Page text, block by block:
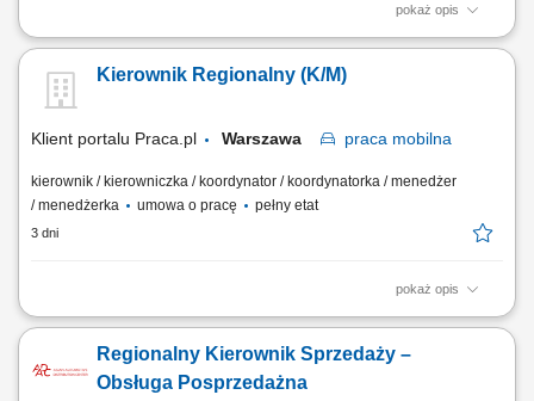
pokaż opis
Zakres obowiązków: Nadzór nad jakością i standardami obsługi
Wspieranie ASO w procedurach zamawiania części zamiennych,
reklamacjach oraz rozliczeniach gwarancyjnych; Realizacja
Kierownik Regionalny (K/M)
Klient portalu Praca.pl Warszawa praca mobilna
kierownik / kierowniczka / koordynator / koordynatorka / menedżer
/ menedżerka
umowa o pracę pełny etat
3 dni
pokaż opis
Nadzór nad realizacją zadań w podległym regionie (woj. mazowieckie)
Kompleksowe zarządzanie zespołem inspektorów; Optymalizacja
kosztów obsługi obiektu (Kontrola i weryfikacja rentowności podległych
Regionalny Kierownik Sprzedaży –
Obsługa Posprzedażna